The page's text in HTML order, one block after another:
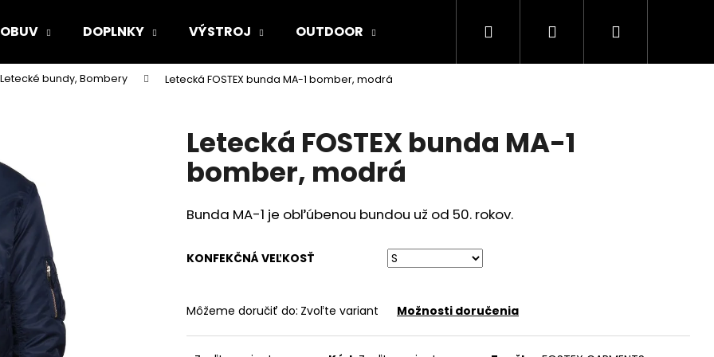
OBUV DOPLNKY VÝSTROJ OUTDOOR ARMY ORIGINAL Kamenná predajňa
Hľadať PrihlásenieNákupný
Letecké bundy, Bombery Letecká FOSTEX bunda MA-1 bomber, modrá
Letecká FOSTEX bunda MA-1
bomber, modrá
Bunda MA-1 je obľúbenou bundou už od 50. rokov.
KONFEKČNÁ VEĽKOSŤ
Môžeme doručiť do: Zvoľte variant Možnosti doručenia
Čo potrebujete nájsť?
HĽADAŤ